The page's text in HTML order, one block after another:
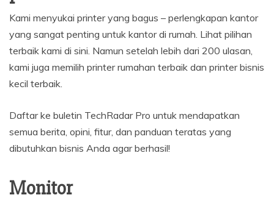
Kami menyukai printer yang bagus – perlengkapan kantor
yang sangat penting untuk kantor di rumah. Lihat pilihan
terbaik kami di sini. Namun setelah lebih dari 200 ulasan,
kami juga memilih printer rumahan terbaik dan printer bisnis
kecil terbaik.
Daftar ke buletin TechRadar Pro untuk mendapatkan
semua berita, opini, fitur, dan panduan teratas yang
dibutuhkan bisnis Anda agar berhasil!
Monitor